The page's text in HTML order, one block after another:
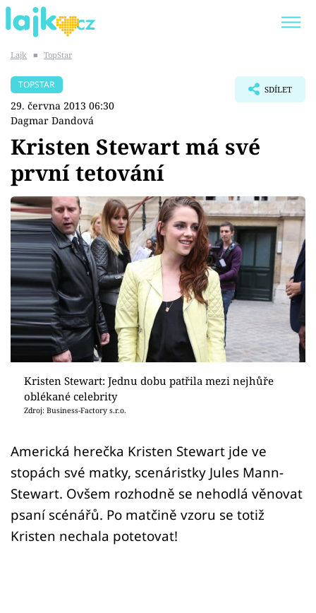
SHOPAHOLICADEL
Témata
Showbyznys
Youtubeři
Virály
Sex a vztahy
Videa
Sledujte prima+
Sledujte nás
Lajk ■ TopStar
TOPSTAR
29. června 2013 06:30
Dagmar Dandová
SDÍLET
Kristen Stewart má své
první tetování
Kristen Stewart: Jednu dobu patřila mezi nejhůře
oblékané celebrity
Zdroj: Business-Factory s.r.o.
Americká herečka Kristen Stewart jde ve
stopách své matky, scenáristky Jules Mann-
Stewart. Ovšem rozhodně se nehodlá věnovat
psaní scénářů. Po matčině vzoru se totiž
Kristen nechala potetovat!